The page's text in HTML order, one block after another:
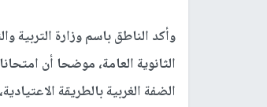
وأكد الناطق باسم وزارة التربية
الثانوية العامة، موضحا أن